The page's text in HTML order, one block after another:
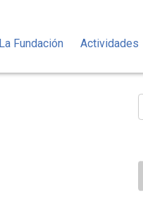
La Fundación Actividades